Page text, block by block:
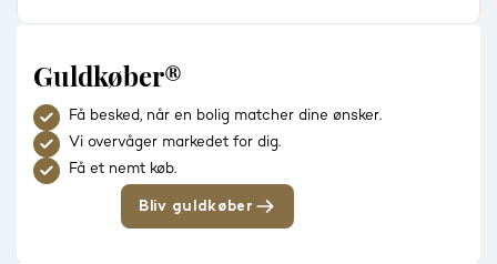
Guldkøber®
Få besked, når en bolig matcher dine ønsker.
Vi overvåger markedet for dig.
Få et nemt køb.
Bliv guldkøber